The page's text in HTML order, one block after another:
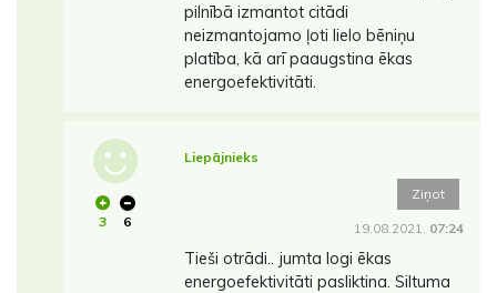
pilnībā izmantot citādi
neizmantojamo ļoti lielo bēniņu
platība, kā arī paaugstina ēkas
energoefektivitāti.
3 6
Liepājnieks
Ziņot
19.08.2021. 07:24
Tieši otrādi.. jumta logi ēkas
energoefektivitāti pasliktina. Siltuma